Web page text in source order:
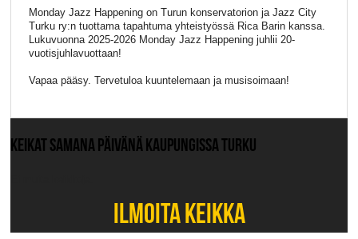
Monday Jazz Happening on Turun konservatorion ja Jazz City
Turku ry:n tuottama tapahtuma yhteistyössä Rica Barin kanssa.
Lukuvuonna 2025-2026 Monday Jazz Happening juhlii 20-
vuotisjuhlavuottaan!
Vapaa pääsy. Tervetuloa kuuntelemaan ja musisoimaan!
KEIKAT SAMANA PÄIVÄNÄ KAUPUNGISSA TURKU
ILMOITA KEIKKA